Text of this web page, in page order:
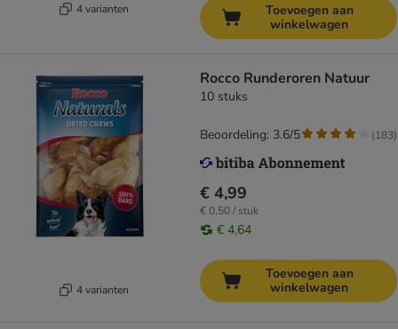
4 varianten
Toevoegen aan
winkelwagen
4 varianten
Rocco Runderoren Natuur
10 stuks
€ 4,99
€ 0,50 / stuk
€ 4,64
Beoordeling: 3.6/5 (183)
Toevoegen aan
winkelwagen